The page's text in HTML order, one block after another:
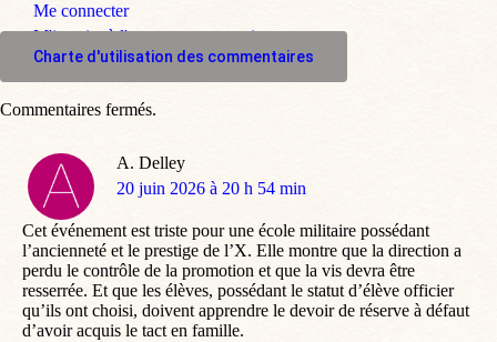
Me connecter
M'inscrire à l'espace commentaire
Charte d'utilisation des commentaires
A. Delley
dit
20 juin 2026 à 20 h 54 min
Cet événement est triste pour une école militaire possédant
l’ancienneté et le prestige de l’X. Elle montre que la direction a
perdu le contrôle de la promotion et que la vis devra être
resserrée. Et que les élèves, possédant le statut d’élève officier
qu’ils ont choisi, doivent apprendre le devoir de réserve à défaut
d’avoir acquis le tact en famille.
Commentaires fermés.